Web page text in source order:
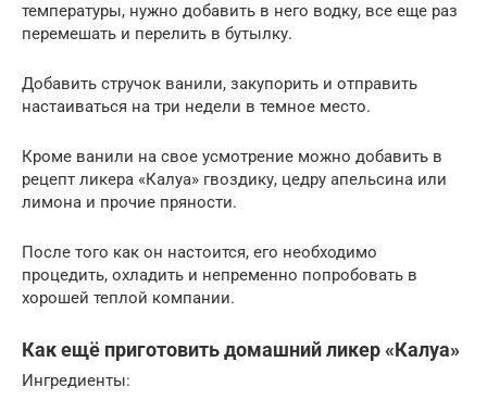
температуры, нужно добавить в него водку, все еще раз
перемешать и перелить в бутылку.
Добавить стручок ванили, закупорить и отправить
настаиваться на три недели в темное место.
Кроме ванили на свое усмотрение можно добавить в
рецепт ликера «Калуа» гвоздику, цедру апельсина или
лимона и прочие пряности.
После того как он настоится, его необходимо
процедить, охладить и непременно попробовать в
хорошей теплой компании.
Как ещё приготовить домашний ликер «Калуа»
Ингредиенты: